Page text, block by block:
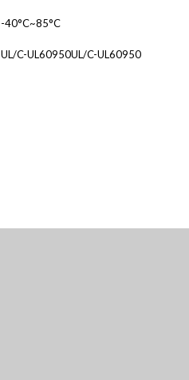
-40°C~85°C
UL/C-UL60950UL/C-UL60950